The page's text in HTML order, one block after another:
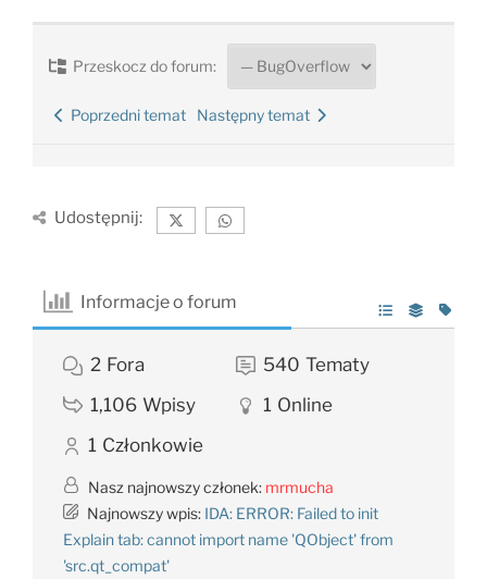
Przeskocz do forum:
Poprzedni temat Następny temat
Udostępnij:
Informacje o forum
2 Fora 540 Tematy
1,106 Wpisy 1 Online
1 Członkowie
Nasz najnowszy członek: mrmucha
Najnowszy wpis: IDA: ERROR: Failed to init
Explain tab: cannot import name 'QObject' from
'src.qt_compat'